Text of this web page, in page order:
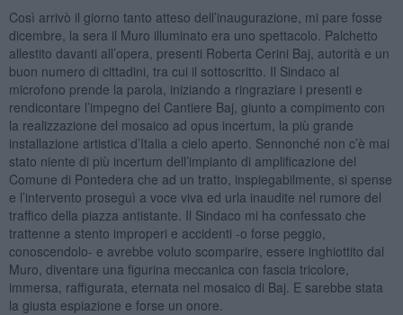
Così arrivò il giorno tanto atteso dell’inaugurazione, mi pare fosse
dicembre, la sera il Muro illuminato era uno spettacolo. Palchetto
allestito davanti all’opera, presenti Roberta Cerini Baj, autorità e un
buon numero di cittadini, tra cui il sottoscritto. Il Sindaco al
microfono prende la parola, iniziando a ringraziare i presenti e
rendicontare l’impegno del Cantiere Baj, giunto a compimento con
la realizzazione del mosaico ad opus incertum, la più grande
installazione artistica d’Italia a cielo aperto. Sennonché non c’è mai
stato niente di più incertum dell’impianto di amplificazione del
Comune di Pontedera che ad un tratto, inspiegabilmente, si spense
e l’intervento proseguì a voce viva ed urla inaudite nel rumore del
traffico della piazza antistante. Il Sindaco mi ha confessato che
trattenne a stento improperi e accidenti -o forse peggio,
conoscendolo- e avrebbe voluto scomparire, essere inghiottito dal
Muro, diventare una figurina meccanica con fascia tricolore,
immersa, raffigurata, eternata nel mosaico di Baj. E sarebbe stata
la giusta espiazione e forse un onore.